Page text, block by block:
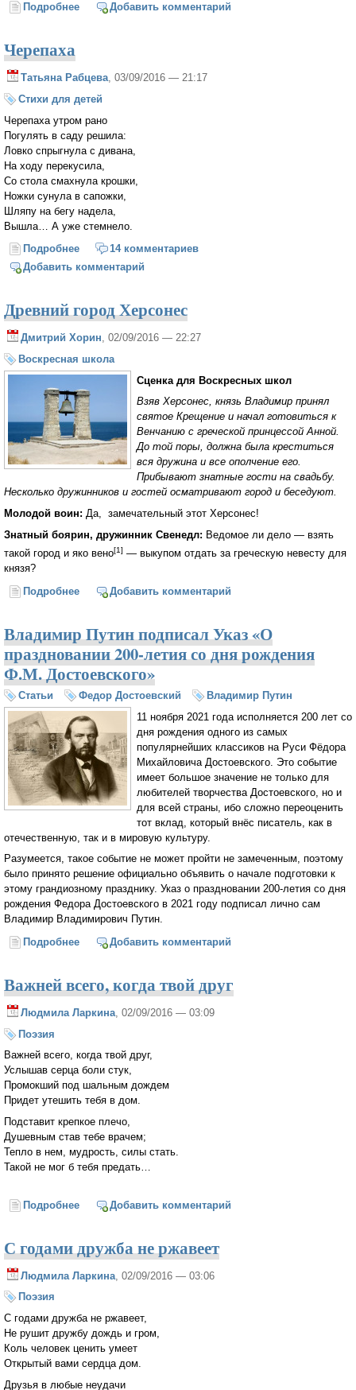
Подробнее о ЛягушкаДобавить комментарий
Черепаха
Татьяна Рабцева, 03/09/2016 — 21:17
Стихи для детей
Черепаха утром рано
Погулять в саду решила:
Ловко спрыгнула с дивана,
На ходу перекусила,
Со стола смахнула крошки,
Ножки сунула в сапожки,
Шляпу на бегу надела,
Вышла… А уже стемнело.
Подробнее о Черепаха
14 комментариев
Добавить комментарий
Древний город Херсонес
Дмитрий Хорин , 02/09/2016 — 22:27
Воскресная школа
Сценка для Воскресных школ
Взяв Херсонес, князь Владимир принял
святое Крещение и начал готовиться к
Венчанию с греческой принцессой Анной.
До той поры, должна была креститься
вся дружина и все ополчение его.
Прибывают знатные гости на свадьбу.
Несколько дружинников и гостей осматривают город и беседуют.
Молодой воин: Да, замечательный этот Херсонес!
Знатный боярин, дружинник Свенедл: Ведомое ли дело — взять
такой город и яко вено[1] — выкупом отдать за греческую невесту для
князя?
Подробнее о Древний город Херсонес
Добавить комментарий
Владимир Путин подписал Указ «О
праздновании 200-летия со дня рождения
Ф.М. Достоевского»
Статьи Федор Достоевский
Владимир Путин
11 ноября 2021 года исполняется 200 лет со
дня рождения одного из самых
популярнейших классиков на Руси Фёдора
Михайловича Достоевского. Это событие
имеет большое значение не только для
любителей творчества Достоевского, но и
для всей страны, ибо сложно переоценить
тот вклад, который внёс писатель, как в
отечественную, так и в мировую культуру.
Разумеется, такое событие не может пройти не замеченным, поэтому
было принято решение официально объявить о начале подготовки к
этому грандиозному празднику. Указ о праздновании 200-летия со дня
рождения Федора Достоевского в 2021 году подписал лично сам
Владимир Владимирович Путин.
Подробнее о Владимир Путин подписал Указ «О праздновании
Добавить комментарий
Важней всего, когда твой друг
Людмила Ларкина , 02/09/2016 — 03:09
Поэзия
Важней всего, когда твой друг,
Услышав серца боли стук,
Промокший под шальным дождем
Придет утешить тебя в дом.
Подставит крепкое плечо,
Душевным став тебе врачем;
Тепло в нем, мудрость, силы стать.
Такой не мог б тебя предать…
Подробнее о Важней всего, когда твой друг
Добавить комментарий
С годами дружба не ржавеет
Людмила Ларкина , 02/09/2016 — 03:06
Поэзия
С годами дружба не ржавеет,
Не рушит дружбу дождь и гром,
Коль человек ценить умеет
Открытый вами сердца дом.
Друзья в любые неудачи